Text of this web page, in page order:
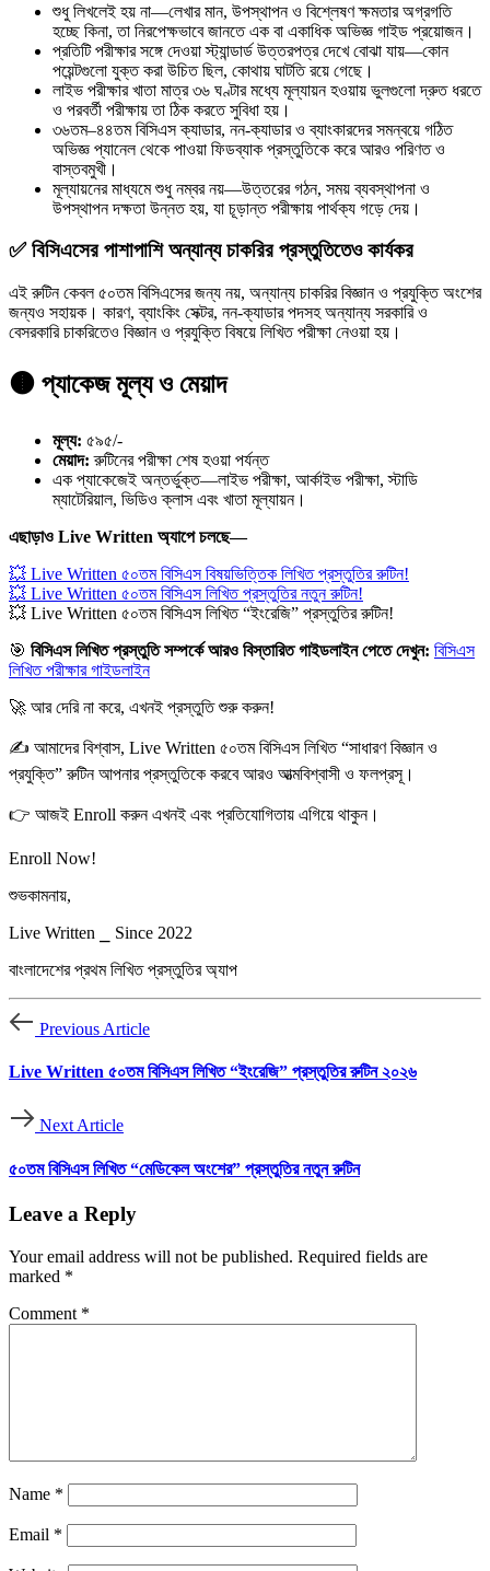
শুধু লিখলেই হয় না—লেখার মান, উপস্থাপন ও বিশ্লেষণ ক্ষমতার অগ্রগতি
হচ্ছে কিনা, তা নিরপেক্ষভাবে জানতে এক বা একাধিক অভিজ্ঞ গাইড প্রয়োজন।
প্রতিটি পরীক্ষার সঙ্গে দেওয়া স্ট্যান্ডার্ড উত্তরপত্র দেখে বোঝা যায়—কোন
পয়েন্টগুলো যুক্ত করা উচিত ছিল, কোথায় ঘাটতি রয়ে গেছে।
লাইভ পরীক্ষার খাতা মাত্র ৩৬ ঘণ্টার মধ্যে মূল্যায়ন হওয়ায় ভুলগুলো দ্রুত ধরতে
ও পরবর্তী পরীক্ষায় তা ঠিক করতে সুবিধা হয়।
৩৬তম–৪৪তম বিসিএস ক্যাডার, নন-ক্যাডার ও ব্যাংকারদের সমন্বয়ে গঠিত
অভিজ্ঞ প্যানেল থেকে পাওয়া ফিডব্যাক প্রস্তুতিকে করে আরও পরিণত ও
বাস্তবমুখী।
মূল্যায়নের মাধ্যমে শুধু নম্বর নয়—উত্তরের গঠন, সময় ব্যবস্থাপনা ও
উপস্থাপন দক্ষতা উন্নত হয়, যা চূড়ান্ত পরীক্ষায় পার্থক্য গড়ে দেয়।
✅ বিসিএসের পাশাপাশি অন্যান্য চাকরির প্রস্তুতিতেও কার্যকর
এই রুটিন কেবল ৫০তম বিসিএসের জন্য নয়, অন্যান্য চাকরির বিজ্ঞান ও প্রযুক্তি অংশের
জন্যও সহায়ক। কারণ, ব্যাংকিং সেক্টর, নন-ক্যাডার পদসহ অন্যান্য সরকারি ও
বেসরকারি চাকরিতেও বিজ্ঞান ও প্রযুক্তি বিষয়ে লিখিত পরীক্ষা নেওয়া হয়।
🟤 প্যাকেজ মূল্য ও মেয়াদ
মূল্য: ৫৯৫/-
মেয়াদ: রুটিনের পরীক্ষা শেষ হওয়া পর্যন্ত
এক প্যাকেজেই অন্তর্ভুক্ত—লাইভ পরীক্ষা, আর্কাইভ পরীক্ষা, স্টাডি
ম্যাটেরিয়াল, ভিডিও ক্লাস এবং খাতা মূল্যায়ন।
এছাড়াও Live Written অ্যাপে চলছে—
💥 Live Written ৫০তম বিসিএস বিষয়ভিত্তিক লিখিত প্রস্তুতির রুটিন!
💥 Live Written ৫০তম বিসিএস লিখিত প্রস্তুতির নতুন রুটিন!
💥 Live Written ৫০তম বিসিএস লিখিত “ইংরেজি” প্রস্তুতির রুটিন!
🎯 বিসিএস লিখিত প্রস্তুতি সম্পর্কে আরও বিস্তারিত গাইডলাইন পেতে দেখুন: বিসিএস
লিখিত পরীক্ষার গাইডলাইন
🚀 আর দেরি না করে, এখনই প্রস্তুতি শুরু করুন!
✍️ আমাদের বিশ্বাস, Live Written ৫০তম বিসিএস লিখিত “সাধারণ বিজ্ঞান ও
প্রযুক্তি” রুটিন আপনার প্রস্তুতিকে করবে আরও আত্মবিশ্বাসী ও ফলপ্রসূ।
👉 আজই Enroll করুন এখনই এবং প্রতিযোগিতায় এগিয়ে থাকুন।
Enroll Now!
শুভকামনায়,
Live Written ⎯ Since 2022
বাংলাদেশের প্রথম লিখিত প্রস্তুতির অ্যাপ
Previous Article
Live Written ৫০তম বিসিএস লিখিত “ইংরেজি” প্রস্তুতির রুটিন ২০২৬
Next Article
৫০তম বিসিএস লিখিত “মেডিকেল অংশের” প্রস্তুতির নতুন রুটিন
Leave a Reply
Your email address will not be published. Required fields are
marked *
Comment *
Name *
Email *